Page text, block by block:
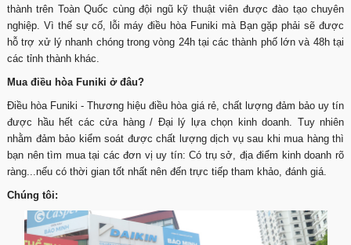
thành trên Toàn Quốc cùng đội ngũ kỹ thuật viên được đào tạo chuyên
nghiệp. Vì thế sự cố, lỗi máy điều hòa Funiki mà Bạn gặp phải sẽ được
hỗ trợ xử lý nhanh chóng trong vòng 24h tại các thành phố lớn và 48h tại
các tỉnh thành khác.
Mua điều hòa Funiki ở đâu?
Điều hòa Funiki - Thương hiệu điều hòa giá rẻ, chất lượng đảm bảo uy tín
được hầu hết các cửa hàng / Đại lý lựa chọn kinh doanh. Tuy nhiên
nhằm đảm bảo kiểm soát được chất lượng dịch vụ sau khi mua hàng thì
bạn nên tìm mua tại các đơn vị uy tín: Có trụ sở, địa điểm kinh doanh rõ
ràng...nếu có thời gian tốt nhất nên đến trực tiếp tham khảo, đánh giá.
Chúng tôi: